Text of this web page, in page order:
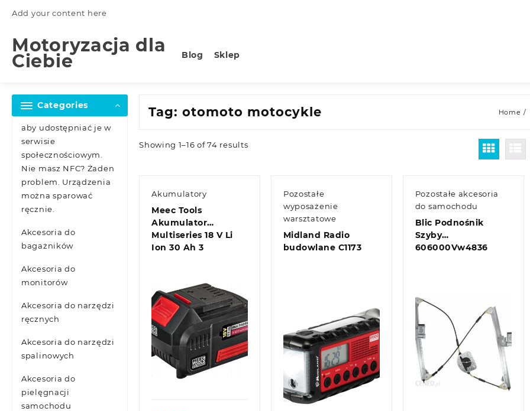
Add your content here
Motoryzacja dla
Ciebie Blog Sklep
Categories
aby udostępniać je w
serwisie
społecznościowym.
Nie masz NFC? Żaden
problem. Urządzenia
można sparować
ręcznie.
Akcesoria do
bagażników
Akcesoria do
monitorów
Akcesoria do narzędzi
ręcznych
Akcesoria do narzędzi
spalinowych
Akcesoria do
pielęgnacji
samochodu
Tag:otomoto motocykle Home
Showing 1–16 of 74 results
Akumulatory
Meec Tools
Akumulator
Multiseries 18 V Li
Ion 30 Ah 3
Quick view
Pozostałe
wyposażenie
warsztatowe
Midland Radio
budowlane C1173
Quick view
Pozostałe akcesoria
do samochodu
Blic Podnośnik
Szyby
606000Vw4836
Quick view